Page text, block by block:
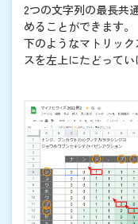
2つの文字列の最長共
めることができます。
下のようなマトリッ
スを左上にたどってい